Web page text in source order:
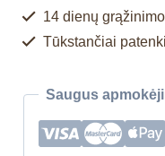
14 dienų
Tūkstančiai
Saugus